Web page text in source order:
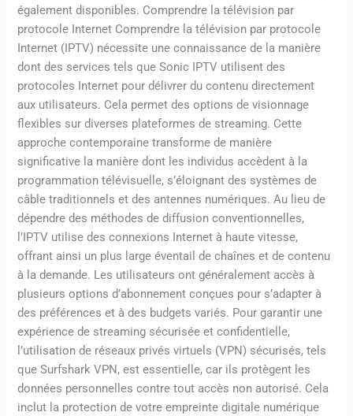
également disponibles. Comprendre la télévision par
protocole Internet Comprendre la télévision par protocole
Internet (IPTV) nécessite une connaissance de la manière
dont des services tels que Sonic IPTV utilisent des
protocoles Internet pour délivrer du contenu directement
aux utilisateurs. Cela permet des options de visionnage
flexibles sur diverses plateformes de streaming. Cette
approche contemporaine transforme de manière
significative la manière dont les individus accèdent à la
programmation télévisuelle, s’éloignant des systèmes de
câble traditionnels et des antennes numériques. Au lieu de
dépendre des méthodes de diffusion conventionnelles,
l’IPTV utilise des connexions Internet à haute vitesse,
offrant ainsi un plus large éventail de chaînes et de contenu
à la demande. Les utilisateurs ont généralement accès à
plusieurs options d’abonnement conçues pour s’adapter à
des préférences et à des budgets variés. Pour garantir une
expérience de streaming sécurisée et confidentielle,
l’utilisation de réseaux privés virtuels (VPN) sécurisés, tels
que Surfshark VPN, est essentielle, car ils protègent les
données personnelles contre tout accès non autorisé. Cela
inclut la protection de votre empreinte digitale numérique